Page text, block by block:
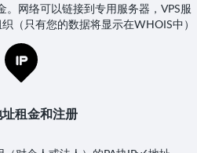
。网络可以链接到专用服务器，VPS服
（只有您的数据将显示在WHOIS中）
租金和注册